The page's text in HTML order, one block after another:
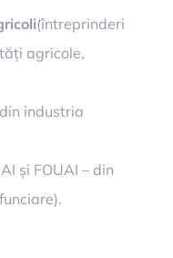
(întreprinderi
agricole,
industria
și FOUAI – din